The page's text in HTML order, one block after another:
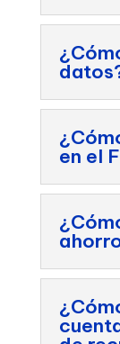
en el